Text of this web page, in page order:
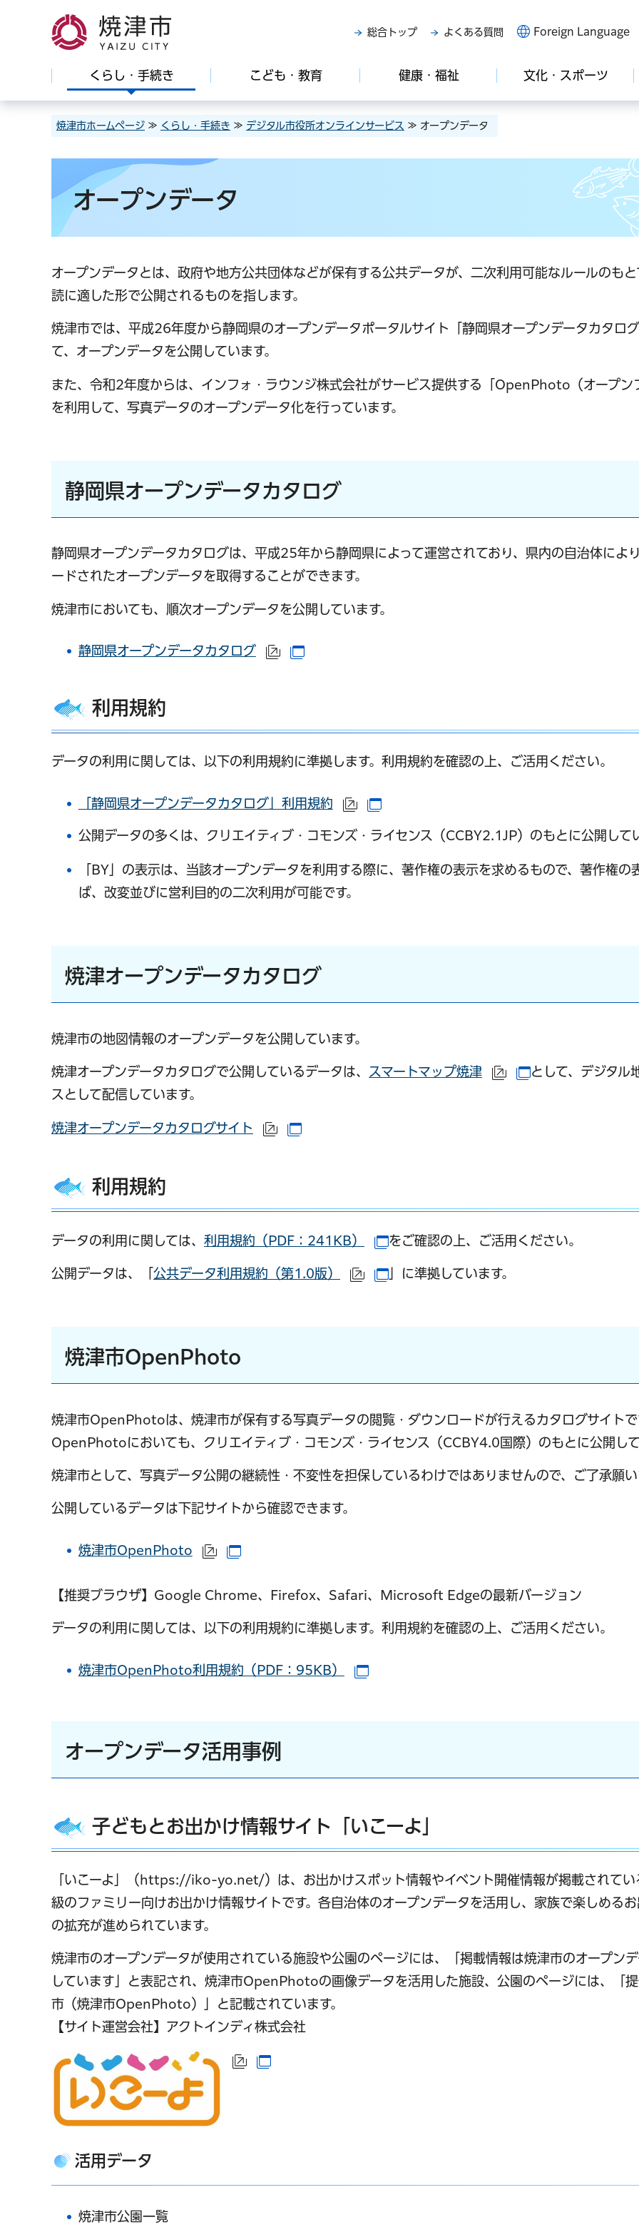
焼津市
総合トップ よくある質問 Foreign Language
くらし・手続き こども・教育 健康・福祉 文化・スポーツ
焼津市ホームページ ≫ くらし・手続き ≫ デジタル市役所オンラインサービス ≫ オープンデータ
オープンデータ
オープンデータとは、政府や地方公共団体などが保有する公共データが、二次利用可能なルールのもと
読に適した形で公開されるものを指します。
焼津市では、平成26年度から静岡県のオープンデータポータルサイト「静岡県オープンデータカタロ
て、オープンデータを公開しています。
また、令和2年度からは、インフォ・ラウンジ株式会社がサービス提供する「OpenPhoto（オープン
を利用して、写真データのオープンデータ化を行っています。
静岡県オープンデータカタログ
静岡県オープンデータカタログは、平成25年から静岡県によって運営されており、県内の自治体によ
ードされたオープンデータを取得することができます。
焼津市においても、順次オープンデータを公開しています。
静岡県オープンデータカタログ （外部サイトへリンク）
（別ウインドウで開きます）
利用規約
データの利用に関しては、以下の利用規約に準拠します。利用規約を確認の上、ご活用ください。
「静岡県オープンデータカタログ」利用規約 （外部サイトへリンク）
（別ウインドウで開きます）
公開データの多くは、クリエイティブ・コモンズ・ライセンス（CCBY2.1JP）のもとに公開して
「BY」の表示は、当該オープンデータを利用する際に、著作権の表示を求めるもので、著作権の
ば、改変並びに営利目的の二次利用が可能です。
焼津オープンデータカタログ
焼津市の地図情報のオープンデータを公開しています。
焼津オープンデータカタログで公開しているデータは、 スマートマップ焼津 （外部サイトへリンク
（別ウインドウで
として、デジタル
スとして配信しています。
焼津オープンデータカタログサイト （外部サイトへリンク）
利用規約
データの利用に関しては、 利用規約（PDF：241KB） （別ウインドウで開きます）
をご確認の上、ご活用ください。
公開データは、「 公共データ利用規約（第1.0版） （外部サイトへリンク）
（別ウインドウで開きます）
」に準拠しています。
焼津市OpenPhoto
焼津市OpenPhotoは、焼津市が保有する写真データの閲覧・ダウンロードが行えるカタログサイトで
OpenPhotoにおいても、クリエイティブ・コモンズ・ライセンス（CCBY4.0国際）のもとに公開して
焼津市として、写真データ公開の継続性・不変性を担保しているわけではありませんので、ご了承願い
公開しているデータは下記サイトから確認できます。
焼津市OpenPhoto （外部サイトへリンク）
（別ウインドウで開きます）
【推奨ブラウザ】Google Chrome、Firefox、Safari、Microsoft Edgeの最新バージョン
データの利用に関しては、以下の利用規約に準拠します。利用規約を確認の上、ご活用ください。
焼津市OpenPhoto利用規約（PDF：95KB） （別ウインドウで開きます）
オープンデータ活用事例
子どもとお出かけ情報サイト「いこーよ」
「いこーよ」（https://iko-yo.net/）は、お出かけスポット情報やイベント開催情報が掲載されてい
級のファミリー向けお出かけ情報サイトです。各自治体のオープンデータを活用し、家族で楽しめる
の拡充が進められています。
焼津市のオープンデータが使用されている施設や公園のページには、「掲載情報は焼津市のオープン
しています」と表記され、焼津市OpenPhotoの画像データを活用した施設、公園のページには、「
市（焼津市OpenPhoto）」と記載されています。
【サイト運営会社】アクトインディ株式会社
（外部サイトへリンク）
活用データ
焼津市公園一覧